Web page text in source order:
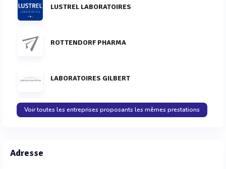
LUSTREL LABORATOIRES
ROTTENDORF PHARMA
LABORATOIRES GILBERT
Voir toutes les entreprises proposants les mêmes prestations
Adresse